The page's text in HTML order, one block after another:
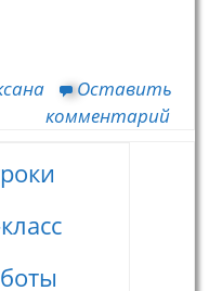
Оставить
комментарий